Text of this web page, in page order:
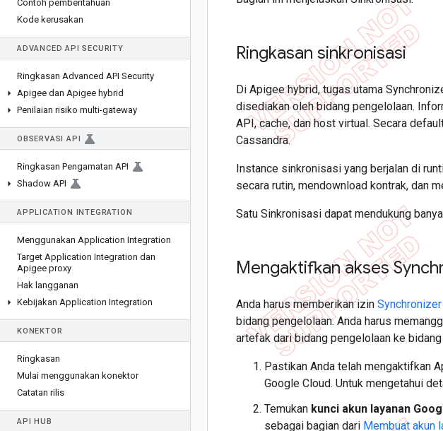
Contoh pemberitahuan
Kode kerusakan
ADVANCED API SECURITY
Ringkasan Advanced API Security
Apigee dan Apigee hybrid
Penilaian risiko multi-gateway
OBSERVASI API
Ringkasan Pengamatan API
Shadow API
APPLICATION INTEGRATION
Menggunakan Application Integration
Target Application Integration dan
Apigee proxy
Hak langganan
Kebijakan Application Integration
KONEKTOR
Ringkasan
Mulai menggunakan konektor
Catatan rilis
API HUB
Ringkasan sinkronisasi
Di Apigee hybrid, tugas utama
disediakan oleh bidang pengelolaan.
API, cache, dan host virtual. Secara
Cassandra.
Instance sinkronisasi yang berjalan di
secara rutin, mendownload kontrak, dan
Satu Sinkronisasi dapat mendukung
Mengaktifkan akses
Anda harus memberikan izin Synchronizer
bidang pengelolaan. Anda harus
artefak dari bidang pengelolaan ke
Pastikan Anda telah mengaktifkan
Google Cloud. Untuk mengetahui
Temukan kunci akun layanan
sebagai bagian dari Membuat akun